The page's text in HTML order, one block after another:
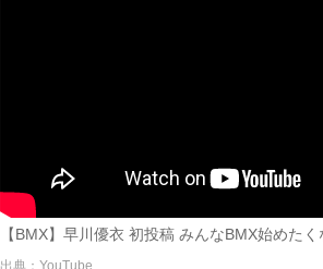
【BMX】早川優衣 初投稿 みんなBMX始めた